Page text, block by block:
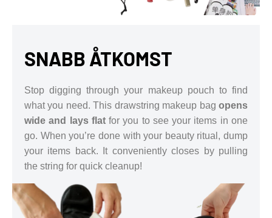
SNABB ÅTKOMST
Stop digging through your makeup pouch to find
what you need. This drawstring makeup bag opens
wide and lays flatfor you to see your items in one
go. When you’re done with your beauty ritual, dump
your items back. It conveniently closes by pulling
the string for quick cleanup!